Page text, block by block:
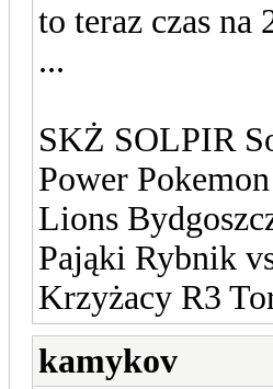
to teraz czas na
...
SKŻ SOLPIR
Power
Lions
Pająki Rybnik
Krzyżacy R3
kamykov